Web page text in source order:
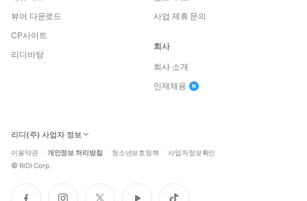
뷰어 다운로드
CP사이트
리디바탕
사업 제휴 문의
회사
회사 소개
인재채용
리디(주) 사업자 정보
이용약관 개인정보 처리방침 청소년보호정책 사업자정보확인
© RIDI Corp.